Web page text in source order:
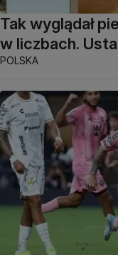
Tak wyglądał
w liczbach.
POLSKA